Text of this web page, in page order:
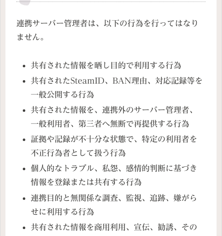
連携サーバー管理者は、以下の行為を行ってはなり
ません。
共有された情報を晒し目的で利用する行為
共有されたSteamID、BAN理由、対応記録等を
一般公開する行為
共有された情報を、連携外のサーバー管理者、
一般利用者、第三者へ無断で再提供する行為
証拠や記録が不十分な状態で、特定の利用者を
不正行為者として扱う行為
個人的なトラブル、私怨、感情的判断に基づき
情報を登録または共有する行為
連携目的と無関係な調査、監視、追跡、嫌がら
せに利用する行為
共有された情報を商用利用、宣伝、勧誘、その